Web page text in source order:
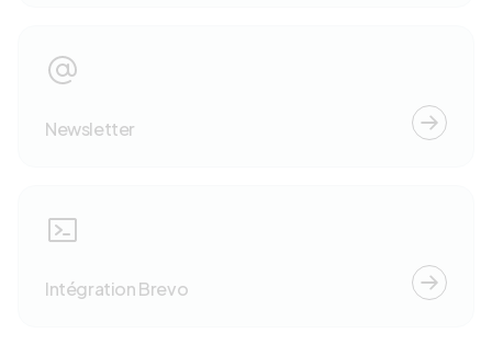
Newsletter
Intégration Brevo